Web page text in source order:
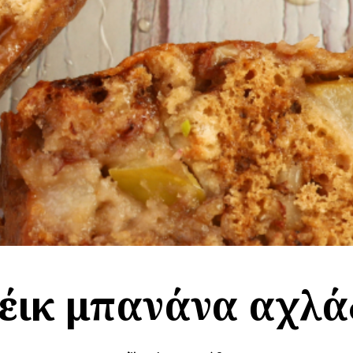
μπανάνα